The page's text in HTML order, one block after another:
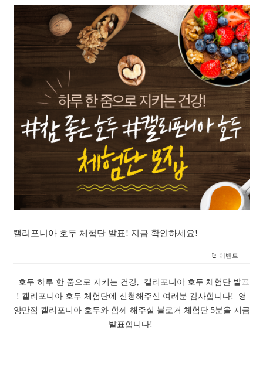
캘리포니아 호두 체험단 발표! 지금 확인하세요!
이벤트
호두 하루 한 줌으로 지키는 건강, 캘리포니아 호두 체험단 발표
! 캘리포니아 호두 체험단에 신청해주신 여러분 감사합니다! 영
양만점 캘리포니아 호두와 함께 해주실 블로거 체험단 5분을 지금
발표합니다!